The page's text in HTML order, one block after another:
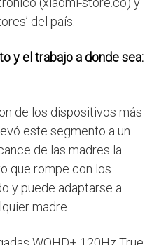
del país.
y el trabajo a donde sea:
de los dispositivos más
este segmento a un
de las madres la
que rompe con los
y puede adaptarse a
madre.